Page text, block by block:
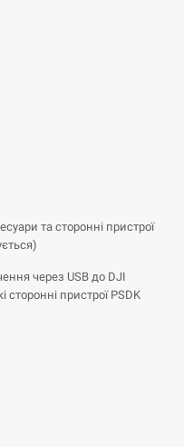
та сторонні пристрої
через USB до DJI
пристрої PSDK